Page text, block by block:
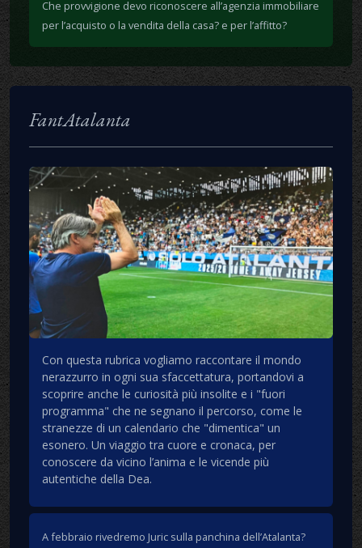
Che provvigione devo riconoscere all’agenzia immobiliare
per l’acquisto o la vendita della casa? e per l’affitto?
FantAtalanta
Con questa rubrica vogliamo raccontare il mondo
nerazzurro in ogni sua sfaccettatura, portandovi a
scoprire anche le curiosità più insolite e i "fuori
programma" che ne segnano il percorso, come le
stranezze di un calendario che "dimentica" un
esonero. Un viaggio tra cuore e cronaca, per
conoscere da vicino l’anima e le vicende più
autentiche della Dea.
A febbraio rivedremo Juric sulla panchina dell’Atalanta?